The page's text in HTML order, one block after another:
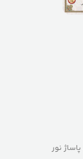
نور